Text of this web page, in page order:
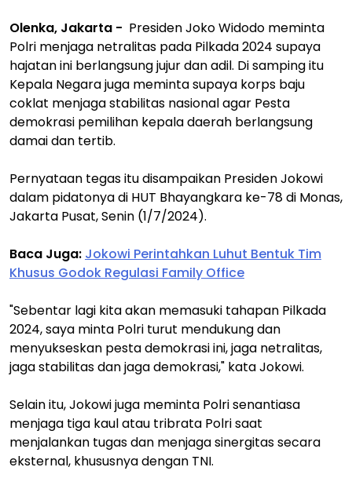
Olenka, Jakarta - Presiden Joko Widodo meminta
Polri menjaga netralitas pada Pilkada 2024 supaya
hajatan ini berlangsung jujur dan adil. Di samping itu
Kepala Negara juga meminta supaya korps baju
coklat menjaga stabilitas nasional agar Pesta
demokrasi pemilihan kepala daerah berlangsung
damai dan tertib.
Pernyataan tegas itu disampaikan Presiden Jokowi
dalam pidatonya di HUT Bhayangkara ke-78 di Monas,
Jakarta Pusat, Senin (1/7/2024).
Baca Juga: Jokowi Perintahkan Luhut Bentuk Tim
Khusus Godok Regulasi Family Office
"Sebentar lagi kita akan memasuki tahapan Pilkada
2024, saya minta Polri turut mendukung dan
menyukseskan pesta demokrasi ini, jaga netralitas,
jaga stabilitas dan jaga demokrasi," kata Jokowi.
Selain itu, Jokowi juga meminta Polri senantiasa
menjaga tiga kaul atau tribrata Polri saat
menjalankan tugas dan menjaga sinergitas secara
eksternal, khususnya dengan TNI.